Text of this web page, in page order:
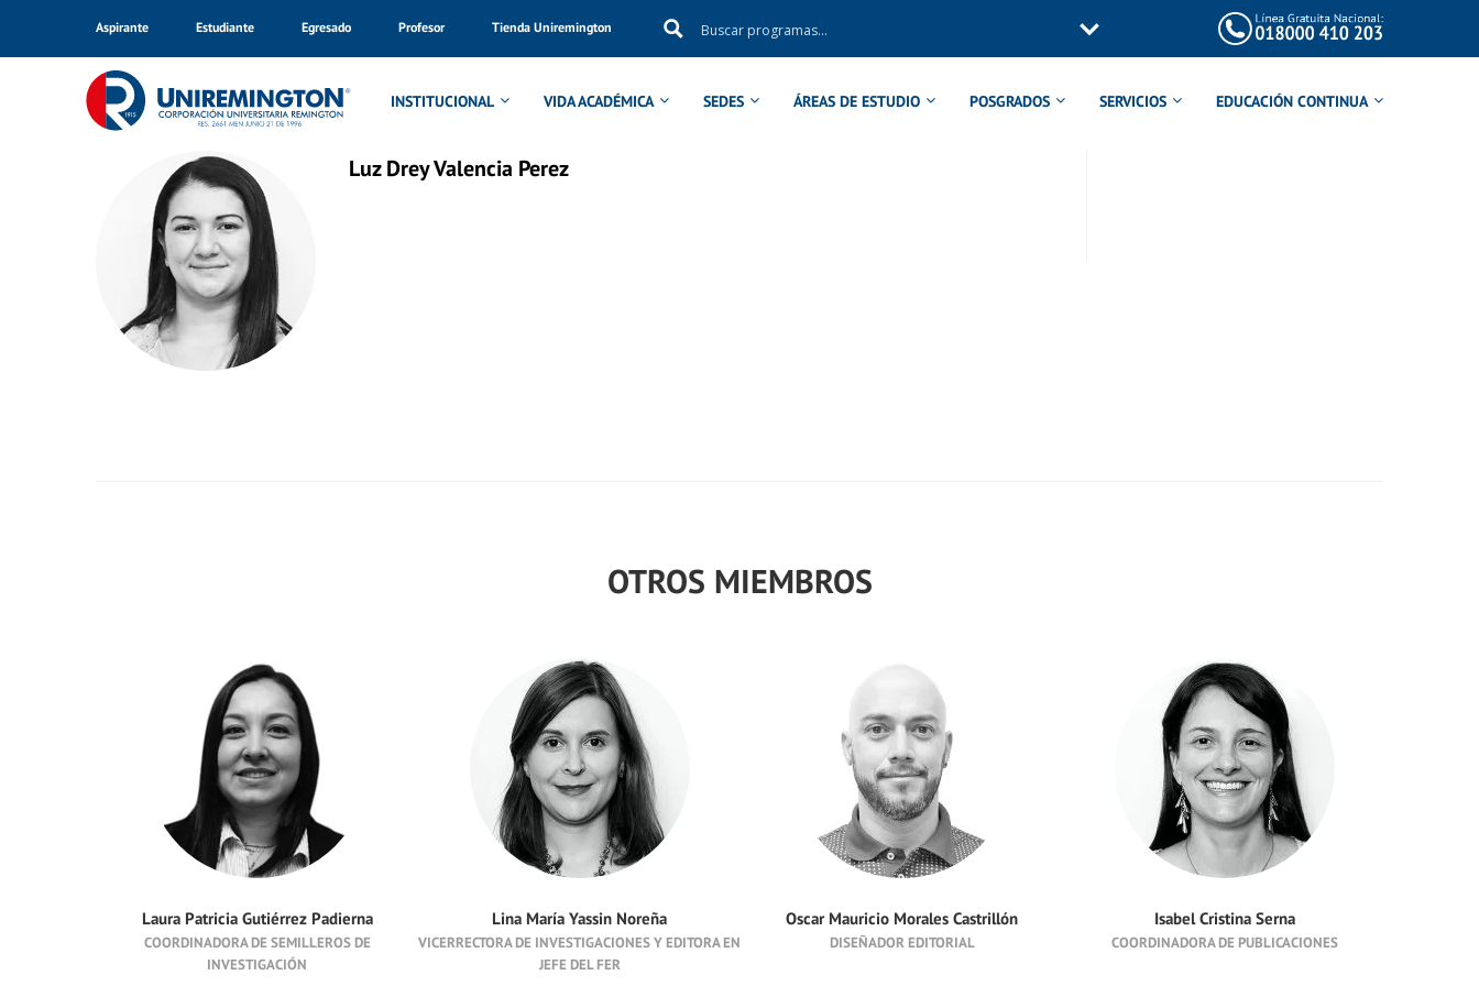
Aspirante Estudiante Egresado Profesor Tienda Uniremington
INSTITUCIONAL VIDA ACADÉMICA SEDES ÁREAS DE ESTUDIO POSGRADOS SERVICIOS EDUCACIÓN CONTINUA
Inicio Nuestro Equipo
Luz Drey Valencia Perez
OTROS MIEMBROS
Laura Patricia Gutiérrez Padierna
COORDINADORA DE SEMILLEROS DE
INVESTIGACIÓN
Lina María Yassin Noreña
VICERRECTORA DE INVESTIGACIONES Y EDITORA EN
JEFE DEL FER
Oscar Mauricio Morales Castrillón
DISEÑADOR EDITORIAL
Isabel Cristina Serna
COORDINADORA DE PUBLICACIONES